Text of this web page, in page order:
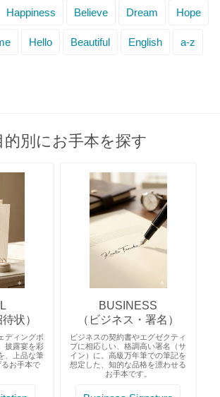
Happiness Believe Dream Hope
Hello Beautiful English a-z
的別にお手本を探す
状）
ディングボ
披露宴を彩
、上品な筆
お手本で
BUSINESS
（ビジネス・署名）
ビジネスの契約書やエグゼクティ
ブに相応しい、格調高い署名（サ
イン）に。高級万年筆での筆記を
想定した、知的な品格を漂わせる
お手本です。